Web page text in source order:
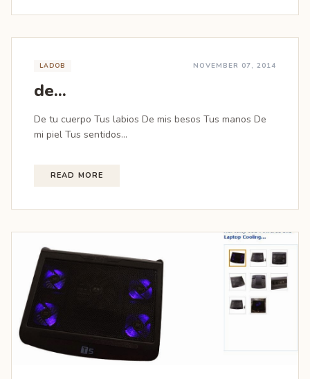
LADOB NOVEMBER 07, 2014
de...
De tu cuerpo Tus labios De mis besos Tus manos De
mi piel Tus sentidos...
READ MORE